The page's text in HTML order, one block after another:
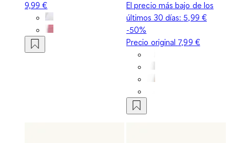
9,99 €
El precio más bajo de los
últimos 30 días: 5,99 €
-50%
Precio original 7,99 €